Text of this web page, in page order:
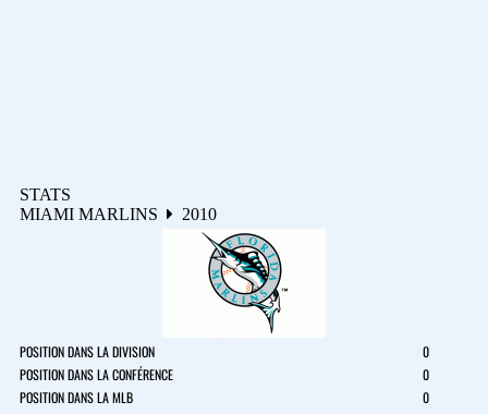
STATS
MIAMI MARLINS
2010
POSITION DANS LA DIVISION
0
POSITION DANS LA CONFÉRENCE
0
POSITION DANS LA MLB
0